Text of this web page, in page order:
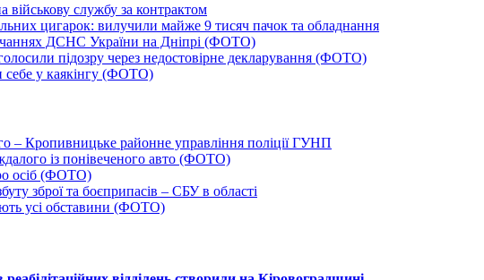
військову службу за контрактом
цигарок: вилучили майже 9 тисяч пачок та обладнання
ДСНС України на Дніпрі (ФОТО)
підозру через недостовірне декларування (ФОТО)
себе у каякінгу (ФОТО)
– Кропивницьке районне управління поліції ГУНП
із понівеченого авто (ФОТО)
осіб (ФОТО)
зброї та боєприпасів – СБУ в області
усі обставини (ФОТО)